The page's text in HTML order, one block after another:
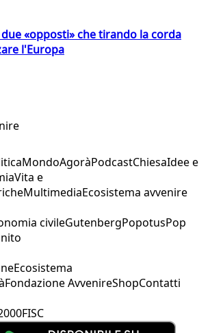
«opposti» che tirando la corda
l'Europa
MondoAgoràPodcastChiesaIdee e
Vita e
MultimediaEcosistema avvenire
civileGutenbergPopotusPop
Ecosistema
Fondazione AvvenireShopContatti
FISC